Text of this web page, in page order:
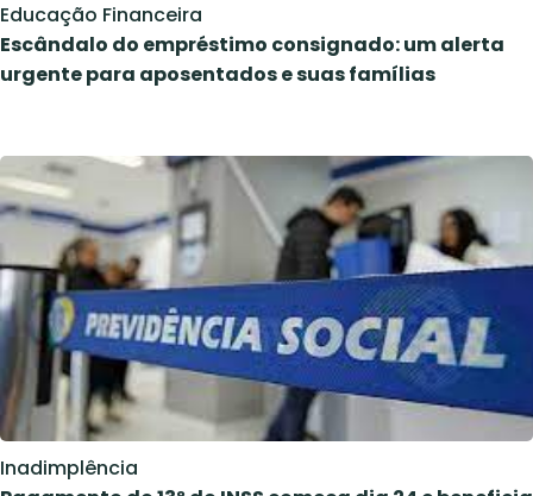
Educação Financeira
Escândalo do empréstimo consignado: um alerta
urgente para aposentados e suas famílias
Inadimplência